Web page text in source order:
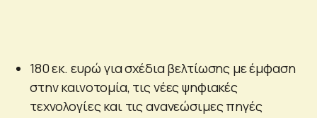
180 εκ. ευρώ για σχέδια βελτίωσης με έμφαση
στην καινοτομία, τις νέες ψηφιακές
τεχνολογίες και τις ανανεώσιμες πηγές